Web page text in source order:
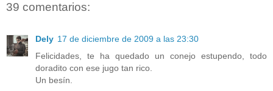
39 comentarios:
Dely 17 de diciembre de 2009 a las 23:30
Felicidades, te ha quedado un conejo estupendo, todo
doradito con ese jugo tan rico.
Un besín.